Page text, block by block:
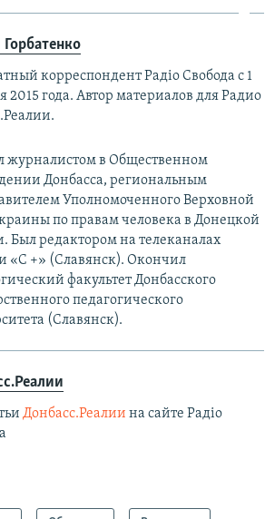
корреспондент Радiо Свобода с 1
2015 года. Автор материалов для Радио
журналистом в Общественном
Донбасса, региональным
Уполномоченного Верховной
по правам человека в Донецкой
Был редактором на телеканалах
«С +» (Славянск). Окончил
факультет Донбасского
педагогического
(Славянск).
Донбасс.Реалии на сайте Радіо